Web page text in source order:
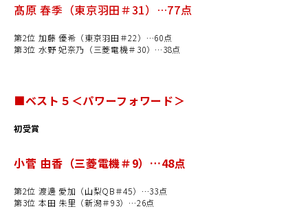
髙原 春季（東京羽田＃31）…77点
第2位 加藤 優希（東京羽田＃22）…60点
第3位 水野 妃奈乃（三菱電機＃30）…38点
■ベスト５＜パワーフォワード＞
初受賞
小菅 由香（三菱電機＃9）…48点
第2位 渡邊 愛加（山梨QB＃45）…33点
第3位 本田 朱里（新潟＃93）…26点